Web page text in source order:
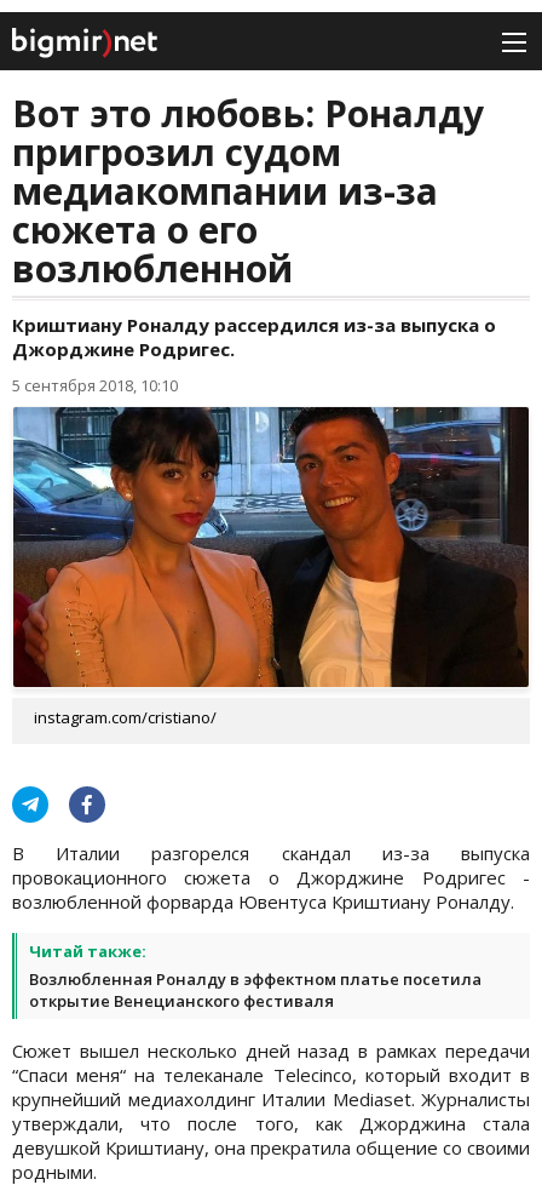
Вот это любовь: Роналду
пригрозил судом
медиакомпании из-за
сюжета о его
возлюбленной
Криштиану Роналду рассердился из-за выпуска о
Джорджине Родригес.
5 сентября 2018, 10:10
instagram.com/cristiano/
В Италии разгорелся скандал из-за выпуска
провокационного сюжета о Джорджине Родригес -
возлюбленной форварда Ювентуса Криштиану Роналду.
Читай также:
Возлюбленная Роналду в эффектном платье посетила
открытие Венецианского фестиваля
Сюжет вышел несколько дней назад в рамках передачи
“Спаси меня“ на телеканале Telecinco, который входит в
крупнейший медиахолдинг Италии Mediaset. Журналисты
утверждали, что после того, как Джорджина стала
девушкой Криштиану, она прекратила общение со своими
родными.